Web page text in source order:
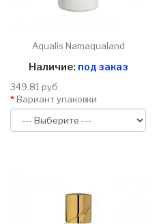
Aqualis Namaqualand
Наличие: под заказ
349.81 руб
Вариант упаковки